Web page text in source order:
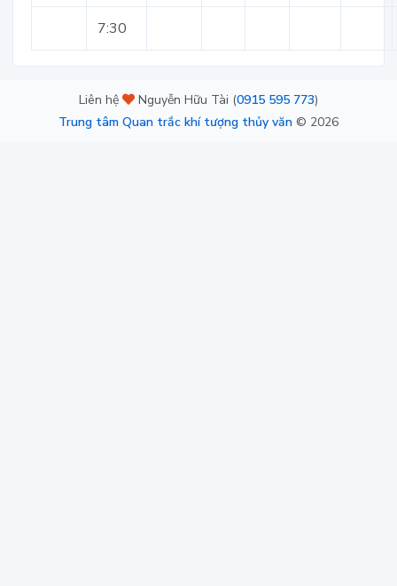
7:30
Liên hệ Nguyễn Hữu Tài (0915 595 773)
Trung tâm Quan trắc khí tượng thủy văn © 2026